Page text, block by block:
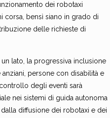
dei robotaxi
corsa, bensì siano in grado di
delle richieste di
lato, la progressiva inclusione
persone con disabilità e
degli eventi sarà
nei sistemi di guida autonoma
diffusione dei robotaxi e dei